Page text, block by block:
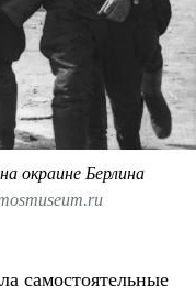
окраине Берлина
самостоятельные